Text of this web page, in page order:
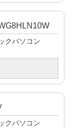
クパソコン
クパソコン